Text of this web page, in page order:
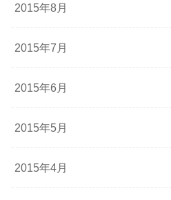
2015年8月
2015年7月
2015年6月
2015年5月
2015年4月